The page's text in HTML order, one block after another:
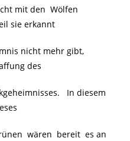
mit den Wölfen
sie erkannt
nicht mehr gibt,
des
In diesem
wären bereit es an